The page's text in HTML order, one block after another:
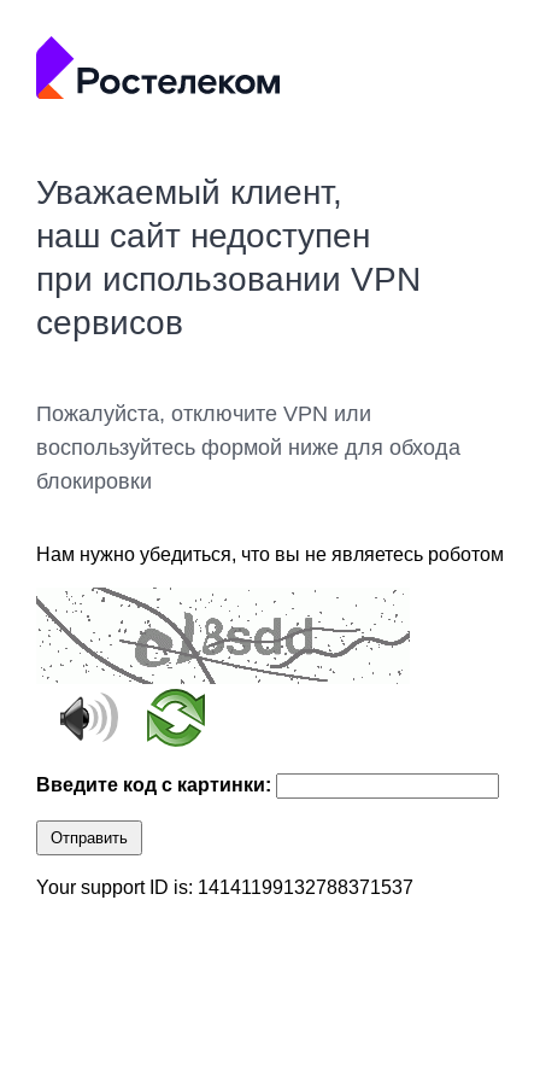
Уважаемый клиент,
наш сайт недоступен
при использовании VPN
сервисов
Пожалуйста, отключите VPN или
воспользуйтесь формой ниже для обхода
блокировки
Нам нужно убедиться, что вы не являетесь роботом
Введите код с картинки:
Отправить
Your support ID is: 14141199132788371537